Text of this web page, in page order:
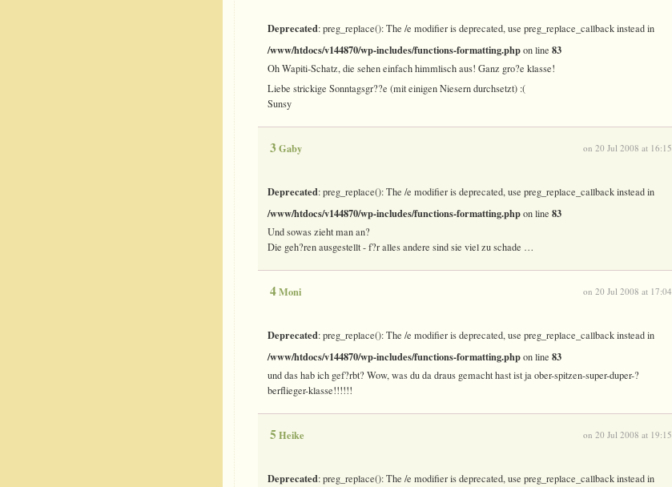
Deprecated: preg_replace(): The /e modifier is deprecated, use preg_replace_callback instead in
/www/htdocs/v144870/wp-includes/functions-formatting.phpon line 83
Oh Wapiti-Schatz, die sehen einfach himmlisch aus! Ganz gro?e klasse!
Liebe strickige Sonntagsgr??e (mit einigen Niesern durchsetzt) :(
Sunsy
on 20 Jul 2008 at 16:15
3Gaby
Deprecated: preg_replace(): The /e modifier is deprecated, use preg_replace_callback instead in
/www/htdocs/v144870/wp-includes/functions-formatting.phpon line 83
Und sowas zieht man an?
Die geh?ren ausgestellt - f?r alles andere sind sie viel zu schade …
on 20 Jul 2008 at 17:04
4Moni
Deprecated: preg_replace(): The /e modifier is deprecated, use preg_replace_callback instead in
/www/htdocs/v144870/wp-includes/functions-formatting.phpon line 83
und das hab ich gef?rbt? Wow, was du da draus gemacht hast ist ja ober-spitzen-super-duper-?
berflieger-klasse!!!!!!
on 20 Jul 2008 at 19:15
5 Heike
Deprecated: preg_replace(): The /e modifier is deprecated, use preg_replace_callback instead in